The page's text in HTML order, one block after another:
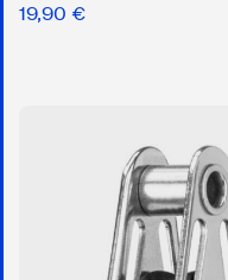
19,90 €